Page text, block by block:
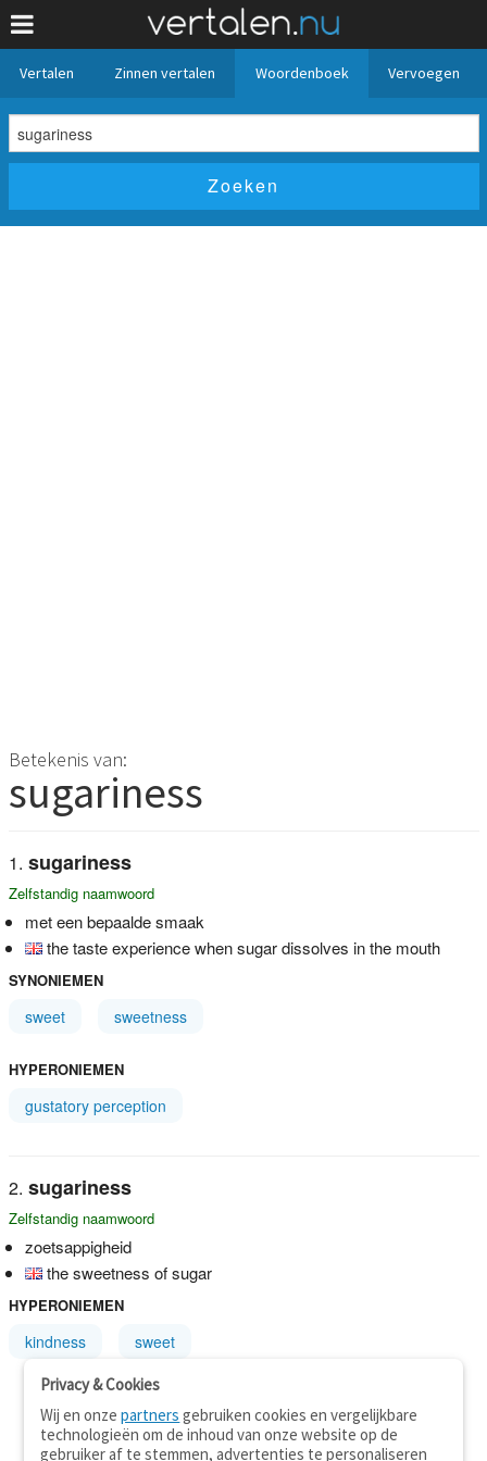
Vertalen Zinnen vertalen Woordenboek Vervoegen
Betekenis van:
sugariness
sugariness
Zelfstandig naamwoord
met een bepaalde smaak
the taste experience when sugar dissolves in the mouth
SYNONIEMEN
sweet sweetness
HYPERONIEMEN
gustatory perception
sugariness
Zelfstandig naamwoord
zoetsappigheid
the sweetness of sugar
HYPERONIEMEN
kindness sweet
Privacy & Cookies
Wij en onzepartners gebruiken cookies en vergelijkbare
technologieën om de inhoud van onze website op de
gebruiker af te stemmen, advertenties te personaliseren